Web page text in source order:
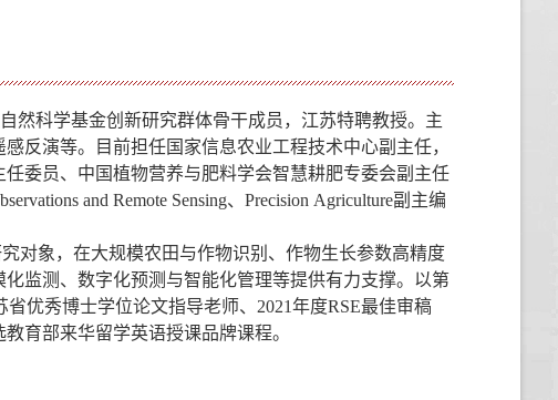
然科学基金创新研究群体骨干成员，江苏特聘教授。 主
感反演等。
目前担任国家信息农业工程技术中心副主任，
委员、 中国植物营养与肥料学会智慧耕肥专委会副主任
and Remote Sensing、 Precision Agriculture副主编
对象，在大规模农田与作物识别、 作物生长参数高精度
化监测 、 数字化预测 与智能化管理等提供有力支撑。以第
省优秀博士学位论文指导老师、 2021年度RSE最佳审稿
育部来华留学英语授课品牌课程。